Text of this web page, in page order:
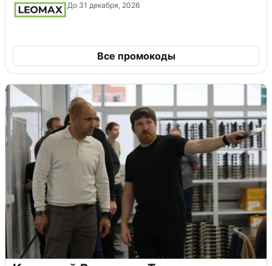
До 31 декабря, 2026
Все промокоды